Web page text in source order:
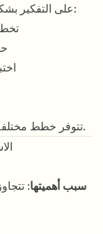
تساعدك Sozee على التفكير بشكل استراتيجي حول المحتوى:
تتوفر خطط مختلفة بناءً على احتياجات الميزات وحجم المحتوى.
سبب أهميتها: